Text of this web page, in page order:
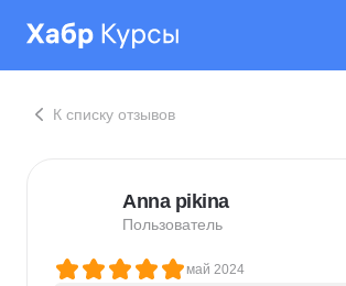
К списку отзывов
Anna pikina
Пользователь
май 2024